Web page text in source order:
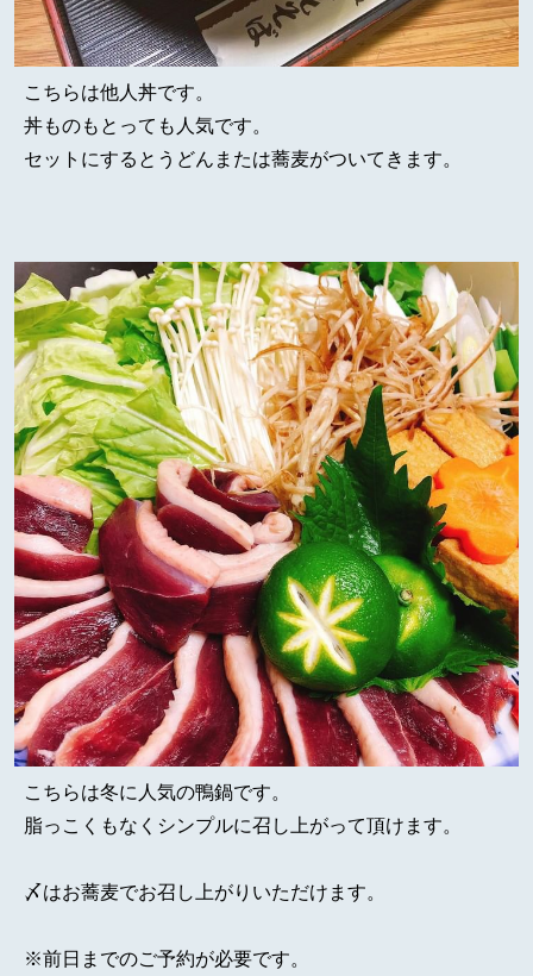
こちらは他人丼です。
丼ものもとっても人気です。
セットにするとうどんまたは蕎麦がついてきます。
こちらは冬に人気の鴨鍋です。
脂っこくもなくシンプルに召し上がって頂けます。
〆はお蕎麦でお召し上がりいただけます。
※前日までのご予約が必要です。